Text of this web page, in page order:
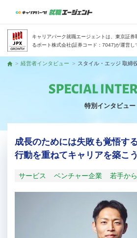
キャリアパーク就職エージェントは、東京証
るポート株式会社(証券コード：7047)が運営し
トップ
経営者インタビュー スタイル・エッジ 取締
特別インタビュー
成長のためには失敗も覚悟す
行動を重ねてキャリアを築こう
サービス ベンチャー企業 若手か